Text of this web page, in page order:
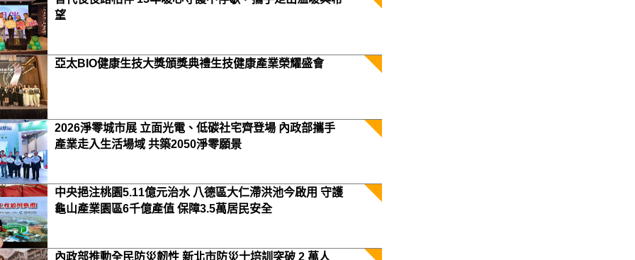
望
亞太BIO健康生技大獎頒獎典禮生技健康產業榮耀盛會
2026淨零城市展 立面光電、低碳社宅齊登場 內政部攜手
產業走入生活場域 共築2050淨零願景
中央挹注桃園5.11億元治水 八德區大仁滯洪池今啟用 守護
龜山產業園區6千億產值 保障3.5萬居民安全
內政部推動全民防災韌性 新北市防災士培訓突破 2 萬人